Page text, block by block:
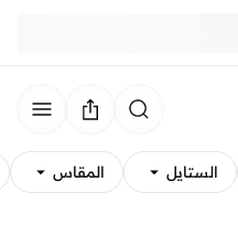
الستايل المقاس